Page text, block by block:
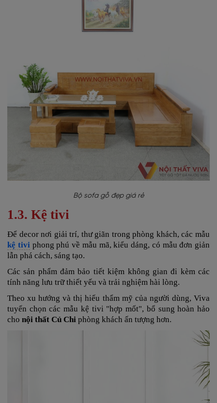
Bộ sofa gỗ đẹp giá rẻ
1.3. Kệ tivi
Để decor nơi giải trí, thư giãn trong phòng khách,các mẫu
kệ tiviphong phú về mẫu mã, kiểu dáng, có mẫu đơn giản
lẫn phá cách, sáng tạo.
Các sản phẩm đảm bảo tiết kiệm không gian đi kèm các
tính năng lưu trữ thiết yếu và trải nghiệm hài lòng.
Theo xu hướng và thị hiếu thẩm mỹ của người dùng, Viva
tuyển chọn các mẫu kệ tivi "hợp mốt", bổ sung hoàn hảo
cho nội thất Củ Chi phòng khách ấn tượng hơn.